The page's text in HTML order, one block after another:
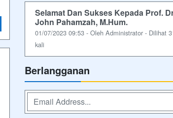
Selamat Dan Sukses Kepada Prof.
John Pahamzah, M.Hum.
01/07/2023 09:53 - Oleh Administrator - Dilihat
kali
Berlangganan